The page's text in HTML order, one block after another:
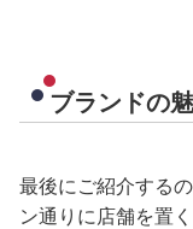
ブランドの
最後にご紹介する
ン通りに店舗を置